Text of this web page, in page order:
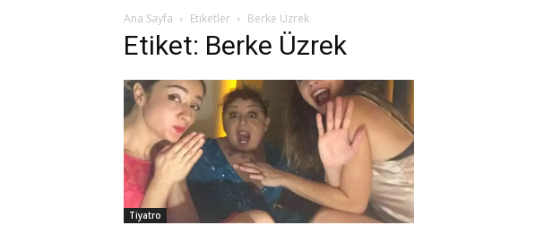
Ana Sayfa Etiketler Berke Üzrek
Etiket: Berke Üzrek
Tiyatro